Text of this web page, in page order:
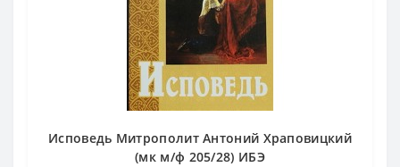
Исповедь Митрополит Антоний Храповицкий
(мк м/ф 205/28) ИБЭ